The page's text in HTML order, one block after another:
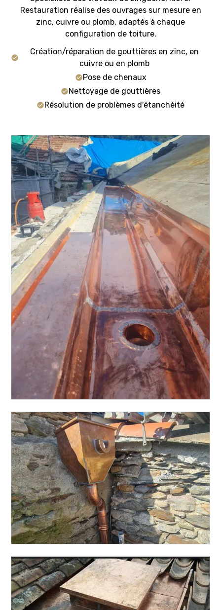
Restauration réalise des ouvrages sur mesure en
zinc, cuivre ou plomb, adaptés à chaque
configuration de toiture.
Création/réparation de gouttières en zinc, en
cuivre ou en plomb
Pose de chenaux
Nettoyage de gouttières
Résolution de problèmes d'étanchéité